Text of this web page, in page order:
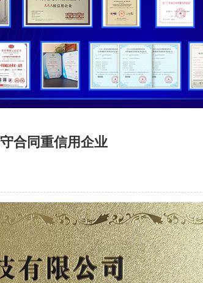
守合同重信用企业